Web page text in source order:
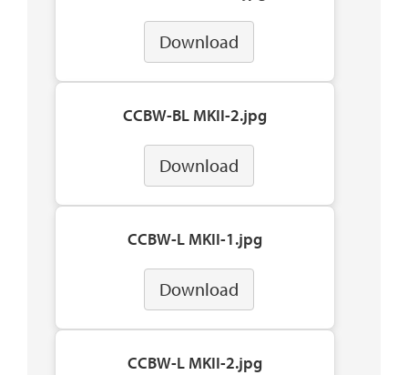
Download
CCBW-BL MKII-2.jpg
Download
CCBW-L MKII-1.jpg
Download
CCBW-L MKII-2.jpg